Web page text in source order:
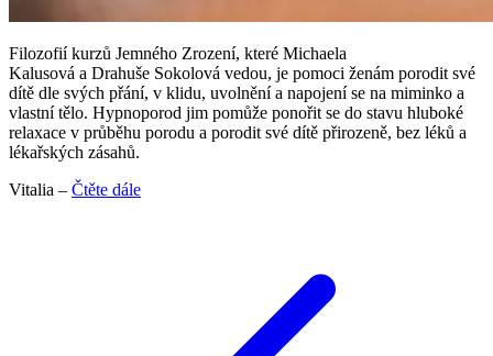
Filozofií kurzů Jemného Zrození, které Michaela
Kalusová a Drahuše Sokolová vedou, je pomoci ženám porodit své
dítě dle svých přání, v klidu, uvolnění a napojení se na miminko a
vlastní tělo. Hypnoporod jim pomůže ponořit se do stavu hluboké
relaxace v průběhu porodu a porodit své dítě přirozeně, bez léků a
lékařských zásahů.
Vitalia – Čtěte dále